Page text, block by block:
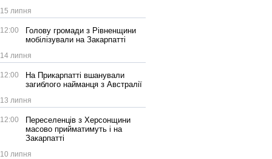
15 липня
12:00
Голову громади з Рівненщини
мобілізували на Закарпатті
14 липня
12:00
На Прикарпатті вшанували
загиблого найманця з Австралії
13 липня
12:00
Переселенців з Херсонщини
масово прийматимуть і на
Закарпатті
10 липня